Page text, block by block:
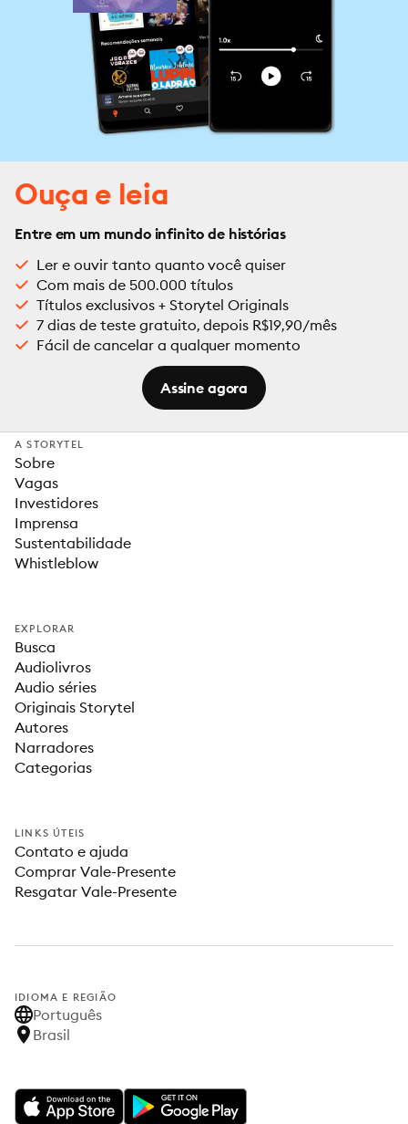
Ouça e leia
Entre em um mundo infinito de histórias
Ler e ouvir tanto quanto você quiser
Com mais de 500.000 títulos
Títulos exclusivos + Storytel Originals
7 dias de teste gratuito, depois R$19,90/mês
Fácil de cancelar a qualquer momento
Assine agora
A STORYTEL
Sobre
Vagas
Investidores
Imprensa
Sustentabilidade
Whistleblow
EXPLORAR
Busca
Audiolivros
Audio séries
Originais Storytel
Autores
Narradores
Categorias
LINKS ÚTEIS
Contato e ajuda
Comprar Vale-Presente
Resgatar Vale-Presente
IDIOMA E REGIÃO
Português
Brasil